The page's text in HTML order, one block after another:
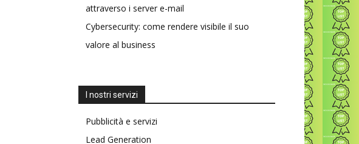
attraverso i server e-mail
Cybersecurity: come rendere visibile il suo
valore al business
I nostri servizi
Pubblicità e servizi
Lead Generation